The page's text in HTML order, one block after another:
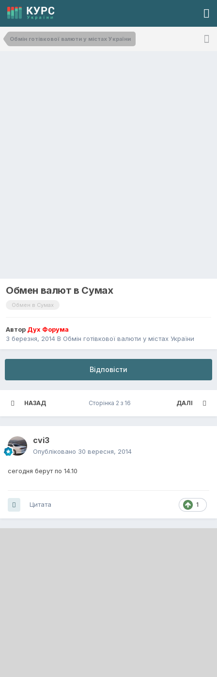
Обмін готівкової валюти у містах України
Обмен валют в Сумах
Обмен в Сумах
Автор Дух Форума
3 березня, 2014 В Обмін готівкової валюти у містах України
Відповісти
НАЗАД ДАЛІ
Сторінка 2 з 16
cvi3
Опубліковано 30 вересня, 2014
сегодня берут по 14.10
1
Цитата